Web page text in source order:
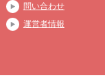
問い合わせ
運営者情報